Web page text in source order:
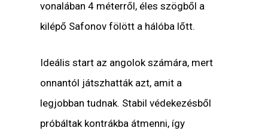
vonalában 4 méterről, éles szögből a
kilépő Safonov fölött a hálóba lőtt.
Ideális start az angolok számára, mert
onnantól játszhatták azt, amit a
legjobban tudnak. Stabil védekezésből
próbáltak kontrákba átmenni, így